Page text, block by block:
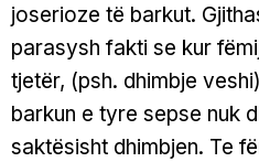
joserioze të barkut.
parasysh fakti se kur
tjetër, (psh. dhimbje
barkun e tyre sepse nuk
saktësisht dhimbjen. Te